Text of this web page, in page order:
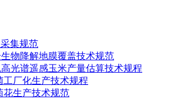
集规范
物降解地膜覆盖技术规范
光谱遥感玉米产量估算技术规程
工厂化生产技术规程
花生产技术规范